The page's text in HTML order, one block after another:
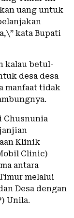
uang untuk
kata Bupati
kalau betul-
desa desa
manfaat tidak
Chusnunia
Klinik
Clinic)
antara
melalui
Desa dengan
Unila.